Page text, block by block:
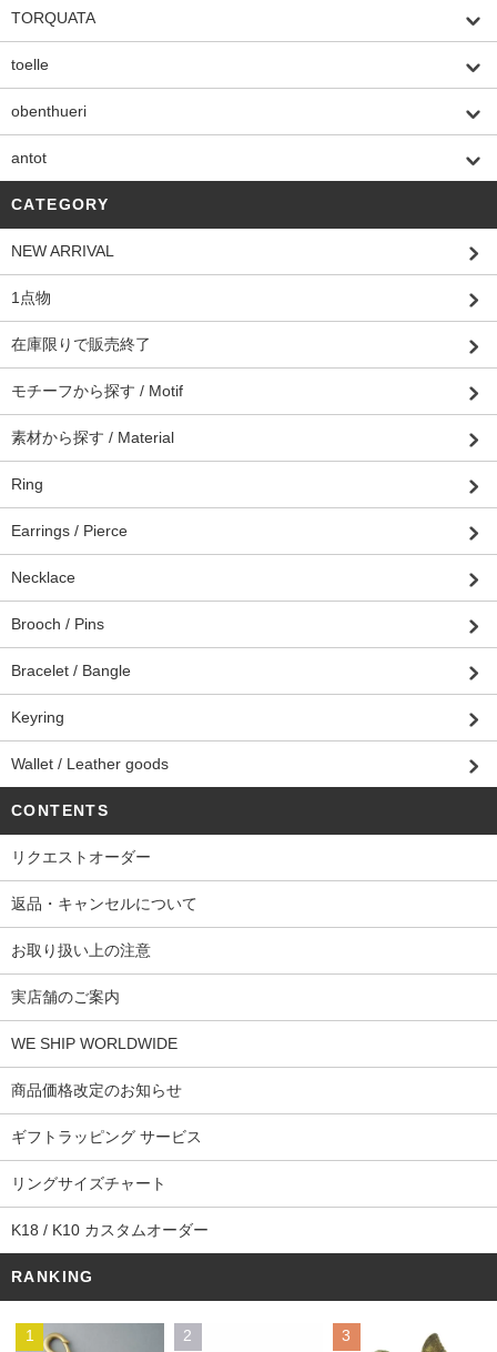
TORQUATA
toelle
obenthueri
antot
CATEGORY
NEW ARRIVAL
1点物
在庫限りで販売終了
モチーフから探す / Motif
素材から探す / Material
Ring
Earrings / Pierce
Necklace
Brooch / Pins
Bracelet / Bangle
Keyring
Wallet / Leather goods
CONTENTS
リクエストオーダー
返品・キャンセルについて
お取り扱い上の注意
実店舗のご案内
WE SHIP WORLDWIDE
商品価格改定のお知らせ
ギフトラッピング サービス
リングサイズチャート
K18 / K10 カスタムオーダー
RANKING
1 2 3